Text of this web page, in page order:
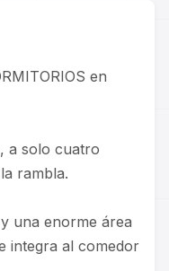
en
a solo cuatro
rambla.
una enorme área
integra al comedor